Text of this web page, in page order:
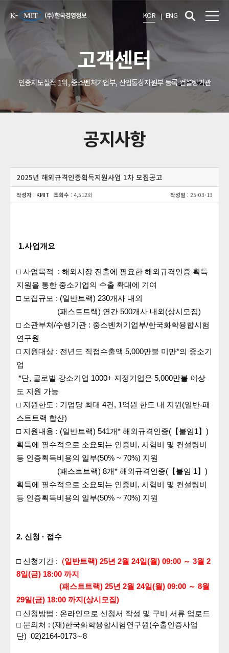
KOR ENG
고객센터
인증지도실적 1위, 중소벤처기업부, 산업통상자원부 등록 컨설팅기관
공지사항
2025년 해외규격인증획득지원사업 1차 모집공고
작성자 : KMIT 조회수 : 4,512회 작성일 : 25-03-13
1.사업개요
□ 사업목적 : 해외시장 진출에 필요한 해외규격인증 획득
지원을 통한 중소기업의 수출 확대에 기여
□ 모집규모 : (일반트랙) 230개사 내외
(패스트트랙) 연간 500개사 내외(상시모집)
□ 소관부처/수행기관 : 중소벤처기업부/한국화학융합시험
연구원
□ 지원대상 : 전년도 직접수출액 5,000만불 미만*의 중소기
업
*단, 글로벌 강소기업 1000+ 지정기업은 5,000만불 이상
도 지원 가능
□ 지원한도 : 기업당 최대 4건, 1억원 한도 내 지원(일반-패
스트트랙 합산)
□ 지원내용 : (일반트랙) 541개* 해외규격인증(【붙임1】)
획득에 필수적으로 소요되는 인증비, 시험비 및 컨설팅비
등 인증획득비용의 일부(50% ~ 70%) 지원
(패스트트랙) 8개* 해외규격인증(【붙임 1】)
획득에 필수적으로 소요되는 인증비, 시험비 및 컨설팅비
등 인증획득비용의 일부(50% ~ 70%) 지원
2. 신청 · 접수
□ 신청기간 : (일반트랙) 25년 2월 24일(월) 09:00 ～ 3월 2
8일(금) 18:00 까지
(패스트트랙) 25년 2월 24일(월) 09:00 ～ 8월
29일(금) 18:00 까지(상시모집)
□ 신청방법 : 온라인으로 신청서 작성 및 구비 서류 업로드
□ 문의처 : (재)한국화학융합시험연구원 (수출인증사업
단) 02)2164-0173∼8